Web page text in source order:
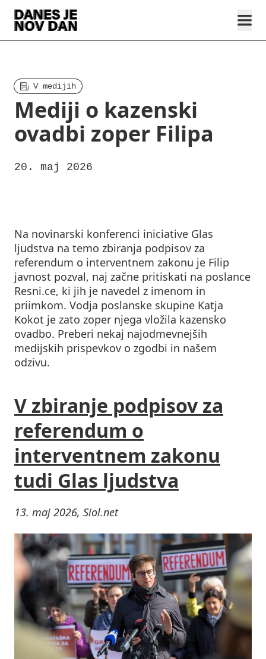
V medijih
Mediji o kazenski
ovadbi zoper Filipa
20. maj 2026
Na novinarski konferenci iniciative Glas
ljudstva na temo zbiranja podpisov za
referendum o interventnem zakonu je Filip
javnost pozval, naj začne pritiskati na poslance
Resni.ce, ki jih je navedel z imenom in
priimkom. Vodja poslanske skupine Katja
Kokot je zato zoper njega vložila kazensko
ovadbo. Preberi nekaj najodmevnejših
medijskih prispevkov o zgodbi in našem
odzivu.
V zbiranje podpisov za
referendum o
interventnem zakonu
tudi Glas ljudstva
13. maj 2026, Siol.net